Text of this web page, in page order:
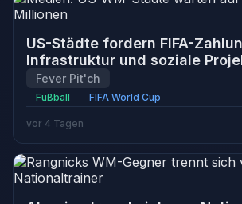
US-Städte fordern FIFA-
Infrastruktur und soziale
Fever Pit'ch
Fußball FIFA World Cup
vor 4 Tagen